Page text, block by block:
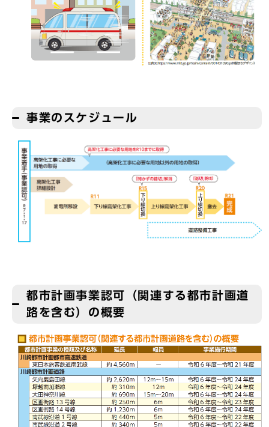
事業のスケジュール
都市計画事業認可（関連する都市計画道
路を含む）の概要